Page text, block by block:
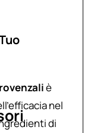
è
nel
di